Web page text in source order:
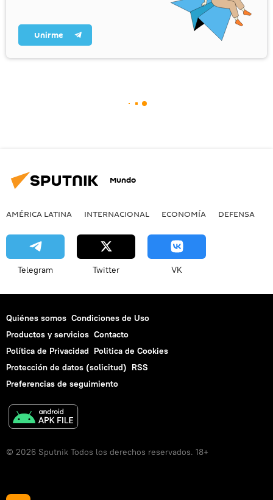
Unirme
Mundo
AMÉRICA LATINA INTERNACIONAL ECONOMÍA DEFENSA
Telegram Twitter VK
Quiénes somos Condiciones de Uso
Productos y servicios Contacto
Política de Privacidad Politica de Cookies
Protección de datos (solicitud) RSS
Preferencias de seguimiento
© 2026 Sputnik Todos los derechos reservados. 18+